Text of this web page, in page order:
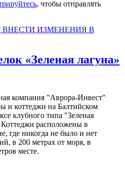
, чтобы отправлять
ВНЕСТИ ИЗМЕНЕНИЯ В
«Зеленая лагуна»
компания "Аврора-Инвест"
и коттеджи на Балтийском
клубного типа "Зеленая
Коттеджи расположены в
где никогда не было и нет
в 200 метрах от моря, в
месте.